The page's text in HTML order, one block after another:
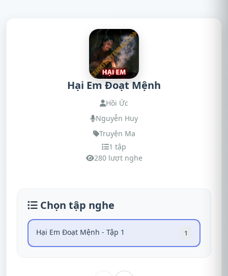
Hại Em Đoạt Mệnh
Hồi Ức
Nguyễn Huy
Truyện Ma
1 tập
280 lượt nghe
Chọn tập nghe
Hại Em Đoạt Mệnh - Tập 1 1